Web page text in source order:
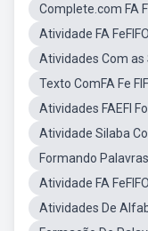
Complete.com FA
Atividade FA
Atividades Com as
Texto ComFA Fe
Atividades FAEFI
Atividade Silaba
Formando
Atividade FA
Atividades De